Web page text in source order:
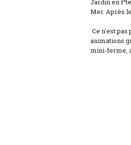
Jardin en
Mer. Après
Ce n'est
animations
mini-ferme,